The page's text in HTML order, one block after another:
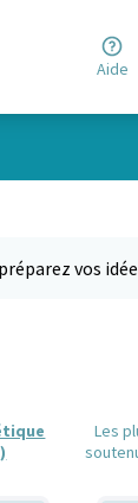
Aide
vos
Les